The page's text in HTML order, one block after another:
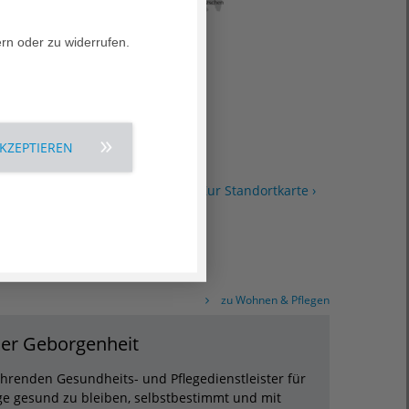
Zur Standortkarte ›
zu Wohnen & Pflegen
Geborgenheit
Gesundheits- und Pflegedienstleister für
gesund zu bleiben, selbstbestimmt und mit
oder zu widerrufen.